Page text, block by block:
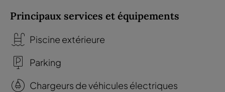
Principaux services et équipements
Piscine extérieure
Parking
Chargeurs de véhicules électriques